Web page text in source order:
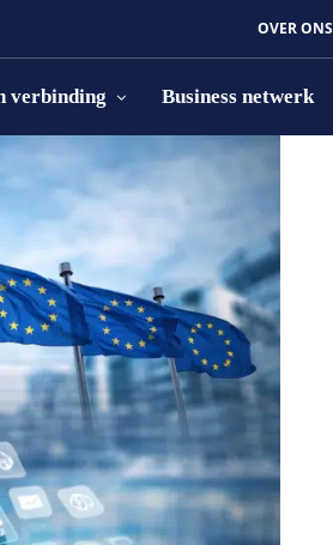
OVER ONS
verbinding Business netwerk